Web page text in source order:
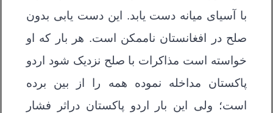
با آسیای میانه دست یابد. این دست یابی بدون
صلح در افغانستان ناممکن است. هر بار که او
خواسته است مذاکرات با صلح نزدیک شود اردو
پاکستان مداخله نموده همه را از بین برده
است؛ ولی این بار اردو پاکستان دراثر فشار